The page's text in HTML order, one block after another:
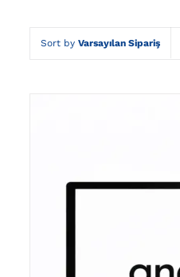
Sort by Varsayılan Sipariş